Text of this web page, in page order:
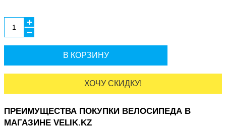
В КОРЗИНУ
ХОЧУ СКИДКУ!
ПРЕИМУЩЕСТВА ПОКУПКИ ВЕЛОСИПЕДА В
МАГАЗИНЕ VELIK.KZ